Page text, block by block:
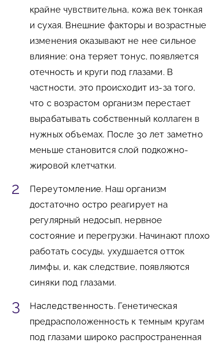
крайне чувствительна, кожа век тонкая
и сухая. Внешние факторы и возрастные
изменения оказывают не нее сильное
влияние: она теряет тонус, появляется
отечность и круги под глазами. В
частности, это происходит из-за того,
что с возрастом организм перестает
вырабатывать собственный коллаген в
нужных объемах. После 30 лет заметно
меньше становится слой подкожно-
жировой клетчатки.
Переутомление. Наш организм
достаточно остро реагирует на
регулярный недосып, нервное
состояние и перегрузки. Начинают плохо
работать сосуды, ухудшается отток
лимфы, и, как следствие, появляются
синяки под глазами.
Наследственность. Генетическая
предрасположенность к темным кругам
под глазами широко распространенная